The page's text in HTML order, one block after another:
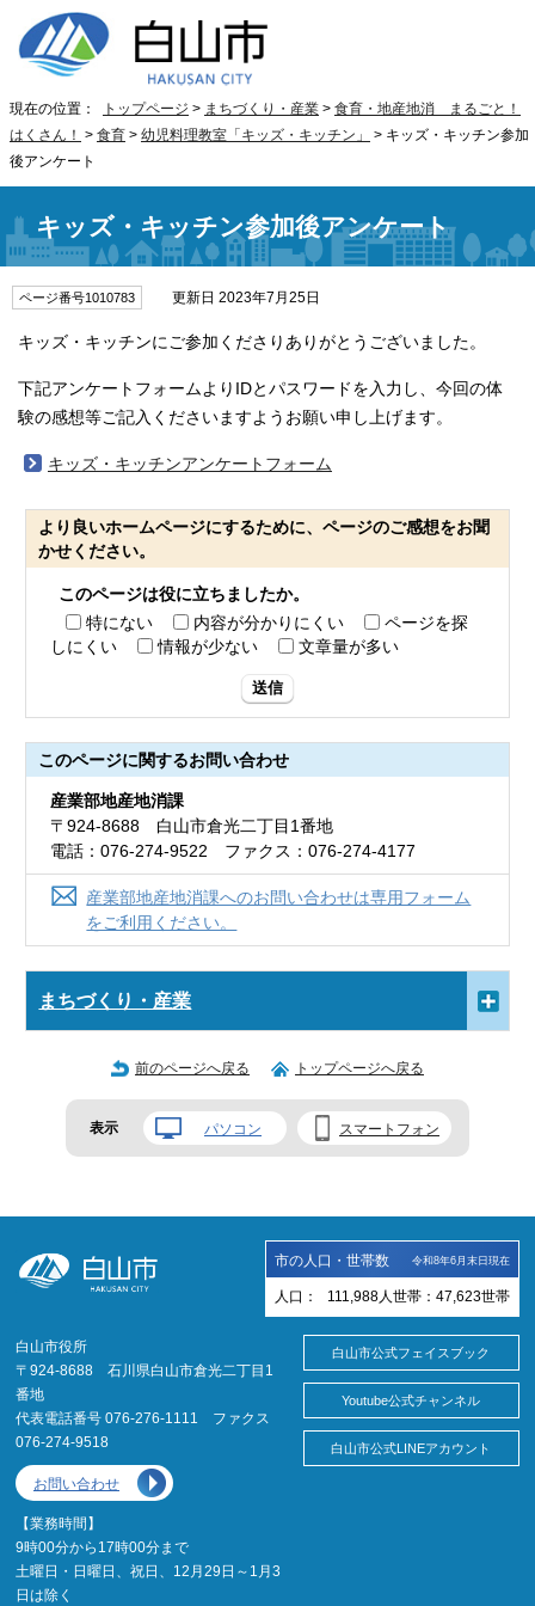
現在の位置： トップページ > まちづくり・産業 > 食育・地産地消 まるごと！
はくさん！ > 食育 > 幼児料理教室「キッズ・キッチン」
> キッズ・キッチン参加
後アンケート
キッズ・キッチン参加後アンケート
ページ番号1010783 更新日 2023年7月25日
キッズ・キッチンにご参加くださりありがとうございました。
下記アンケートフォームよりIDとパスワードを入力し、今回の体
験の感想等ご記入くださいますようお願い申し上げます。
キッズ・キッチンアンケートフォーム
より良いホームページにするために、ページのご感想をお聞
かせください。
このページは役に立ちましたか。
特にない
内容が分かりにくい
ページを探
しにくい
情報が少ない 文章量が多い
送信
このページに関するお問い合わせ
産業部地産地消課
〒924-8688 白山市倉光二丁目1番地
電話：076-274-9522 ファクス：076-274-4177
産業部地産地消課へのお問い合わせは専用フォーム
をご利用ください。
まちづくり・産業
前のページへ戻る トップページへ戻る
表示 パソコン スマートフォン
市の人口・世帯数 令和8年6月末日現在
人口： 111,988 人 世帯： 47,623世帯
白山市役所
〒924-8688 石川県白山市倉光二丁目1
番地
代表電話番号 076-276-1111 ファクス
076-274-9518
お問い合わせ
【業務時間】
9時00分から17時00分まで
土曜日・日曜日、祝日、12月29日～1月3
日は除く
白山市公式フェイスブック
Youtube公式チャンネル
白山市公式LINEアカウント